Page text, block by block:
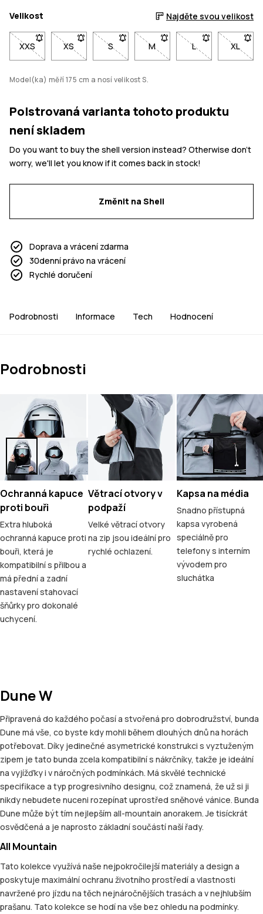
Velikost Najděte svou velikost
XXS- Velikost XXS není dostupná. Klikni pro upozornění, až bude
XS- Velikost XS není dostupná. Klikni pro upozornění,
S- Velikost S není dostupná. Klikni pro
M- Velikost M není dostupná.
L- Velikost L není
XL
-
Model(ka) měří 175 cm a nosí velikost S.
Polstrovaná varianta tohoto produktu
není skladem
Do you want to buy the shell version instead? Otherwise don't
worry, we'll let you know if it comes back in stock!
Změnit na Shell
Doprava a vrácení zdarma
30denní právo na vrácení
Rychlé doručení
Podrobnosti Informace Tech Hodnocení
Podrobnosti
Ochranná kapuce
proti bouři
Extra hluboká
ochranná kapuce proti
bouři, která je
kompatibilní s přilbou a
má přední a zadní
nastavení stahovací
šňůrky pro dokonalé
uchycení.
Větrací otvory v
podpaží
Velké větrací otvory
na zip jsou ideální pro
rychlé ochlazení.
Kapsa na média
Snadno přístupná
kapsa vyrobená
speciálně pro
telefony s interním
vývodem pro
sluchátka
Dune W
Připravená do každého počasí a stvořená pro dobrodružství, bunda
Dune má vše, co byste kdy mohli během dlouhých dnů na horách
potřebovat. Díky jedinečné asymetrické konstrukci s vyztuženým
zipem je tato bunda zcela kompatibilní s nákrčníky, takže je ideální
na vyjížďky i v náročných podmínkách. Má skvělé technické
specifikace a typ progresivního designu, což znamená, že už si ji
nikdy nebudete nuceni rozepínat uprostřed sněhové vánice. Bunda
Dune může být tím nejlepším all-mountain anorakem. Je tisíckrát
osvědčená a je naprosto základní součástí naší řady.
All Mountain
Tato kolekce využívá naše nejpokročilejší materiály a design a
poskytuje maximální ochranu životního prostředí a vlastnosti
navržené pro jízdu na těch nejnáročnějších trasách a v nejhlubším
prašanu. Tato kolekce se hodí na vše bez ohledu na podmínky.